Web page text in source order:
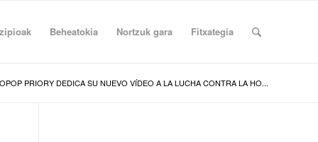
Beheatokia Nortzuk gara Fitxategia
PRIORY DEDICA SU NUEVO VÍDEO A LA LUCHA CONTRA LA HO...